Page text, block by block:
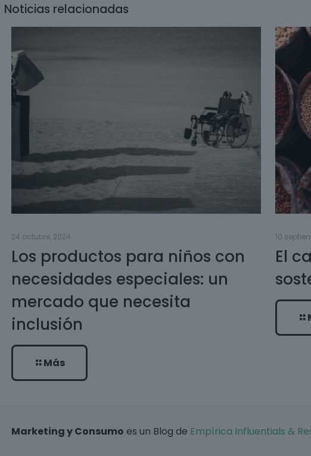
Noticias relacionadas
24 octubre, 2024
Los productos para niños con
necesidades especiales: un
mercado que necesita
inclusión
Más
10
El
Marketing y Consumo es un Blog de Empírica Influentials &